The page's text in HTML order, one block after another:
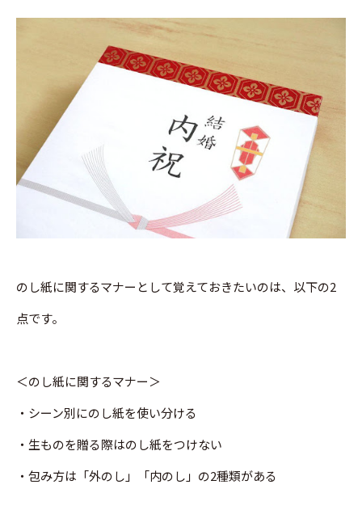
のし紙に関するマナーとして覚えておきたいのは、以下の2
点です。
＜のし紙に関するマナー＞
・シーン別にのし紙を使い分ける
・生ものを贈る際はのし紙をつけない
・包み方は「外のし」「内のし」の2種類がある